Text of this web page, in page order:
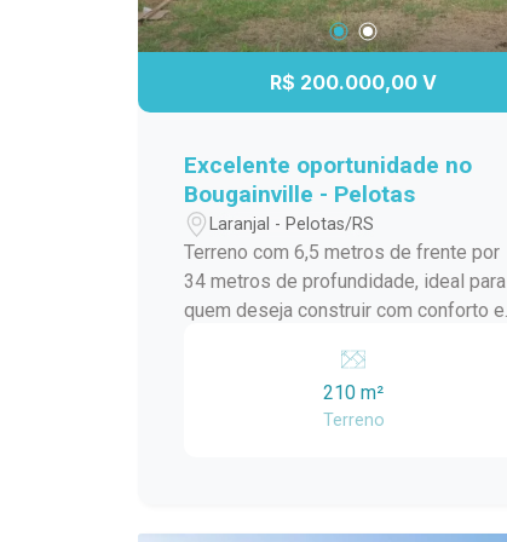
R$ 200.000,00 V
Excelente oportunidade no
Bougainville - Pelotas
Laranjal - Pelotas/RS
Terreno com 6,5 metros de frente por
34 metros de profundidade, ideal para
quem deseja construir com conforto e
Bougainville, uma região valorizada,
conhecida por ser tranquila, organizada
210 m²
Terreno